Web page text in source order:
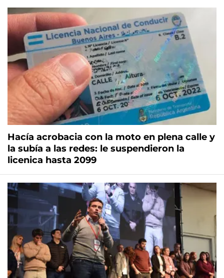
Hacía acrobacia con la moto en plena calle y
la subía a las redes: le suspendieron la
licenica hasta 2099